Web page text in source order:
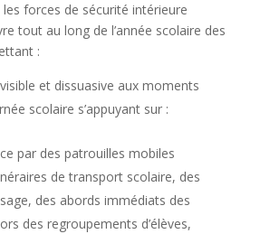
les forces de sécurité intérieure
tout au long de l’année scolaire des
:
et dissuasive aux moments
scolaire s’appuyant sur :
par des patrouilles mobiles
de transport scolaire, des
des abords immédiats des
des regroupements d’élèves,